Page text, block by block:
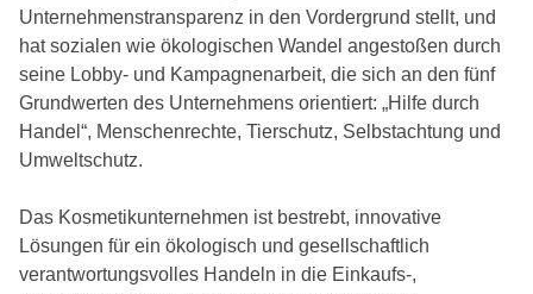
Unternehmenstransparenz in den Vordergrund stellt, und
hat sozialen wie ökologischen Wandel angestoßen durch
seine Lobby- und Kampagnenarbeit, die sich an den fünf
Grundwerten des Unternehmens orientiert: „Hilfe durch
Handel“, Menschenrechte, Tierschutz, Selbstachtung und
Umweltschutz.
Das Kosmetikunternehmen ist bestrebt, innovative
Lösungen für ein ökologisch und gesellschaftlich
verantwortungsvolles Handeln in die Einkaufs-,